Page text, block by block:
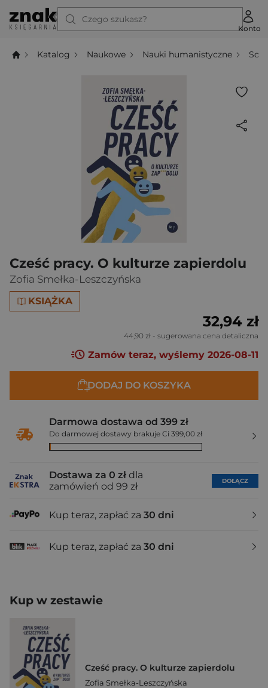
Czego szukasz?
Konto
Katalog Naukowe Nauki humanistyczne
Cześć pracy. O kulturze zapierdolu
Zofia Smełka-Leszczyńska
KSIĄŻKA
32,94 zł
44,90 zł - sugerowana cena detaliczna
Zamów teraz, wyślemy 2026-08-11
DODAJ DO KOSZYKA
Darmowa dostawa od 399 zł
Do darmowej dostawy brakuje Ci 399,00 zł
Dostawa za 0 zł dla
zamówień od 99 zł
DOŁĄCZ
Kup teraz, zapłać za 30 dni
Kup teraz, zapłać za 30 dni
Kup w zestawie
Cześć pracy. O kulturze zapierdolu
Zofia Smełka-Leszczyńska